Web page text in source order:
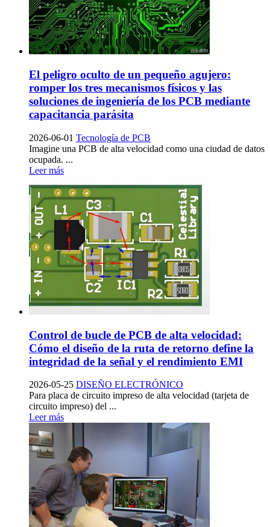
El peligro oculto de un pequeño agujero:
romper los tres mecanismos físicos y las
soluciones de ingeniería de los PCB mediante
capacitancia parásita
2026-06-01 Tecnología de PCB
Imagine una PCB de alta velocidad como una ciudad de datos
ocupada. ...
Leer más
Control de bucle de PCB de alta velocidad:
Cómo el diseño de la ruta de retorno define la
integridad de la señal y el rendimiento EMI
2026-05-25 DISEÑO ELECTRÓNICO
Para placa de circuito impreso de alta velocidad (tarjeta de
circuito impreso) del ...
Leer más